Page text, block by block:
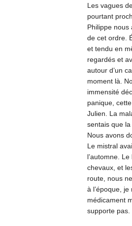
Les vagues
pourtant
Philippe nous
de cet ordre.
et tendu en
regardés et
autour d’un
moment là.
immensité
panique,
Julien. La
sentais que la
Nous avons
Le mistral
l’automne.
chevaux, et
route, nous
à l’époque,
médicament
supporte pas.